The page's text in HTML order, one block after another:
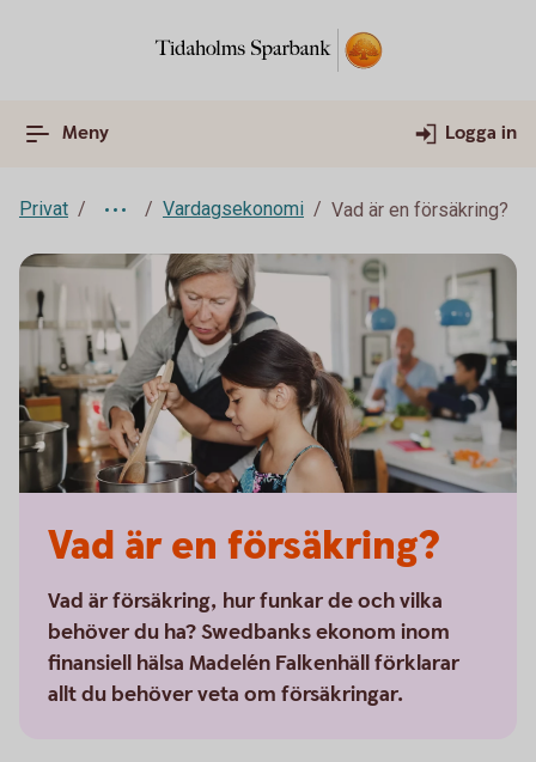
Meny Logga in
Privat Vardagsekonomi Vad är en försäkring?
Vad är en försäkring?
Vad är försäkring, hur funkar de och vilka
behöver du ha? Swedbanks ekonom inom
finansiell hälsa Madelén Falkenhäll förklarar
allt du behöver veta om försäkringar.